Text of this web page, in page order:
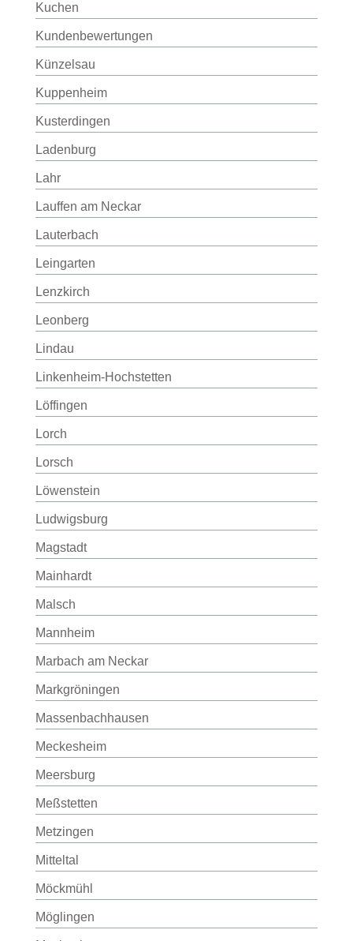
Kuchen
Kundenbewertungen
Künzelsau
Kuppenheim
Kusterdingen
Ladenburg
Lahr
Lauffen am Neckar
Lauterbach
Leingarten
Lenzkirch
Leonberg
Lindau
Linkenheim-Hochstetten
Löffingen
Lorch
Lorsch
Löwenstein
Ludwigsburg
Magstadt
Mainhardt
Malsch
Mannheim
Marbach am Neckar
Markgröningen
Massenbachhausen
Meckesheim
Meersburg
Meßstetten
Metzingen
Mitteltal
Möckmühl
Möglingen